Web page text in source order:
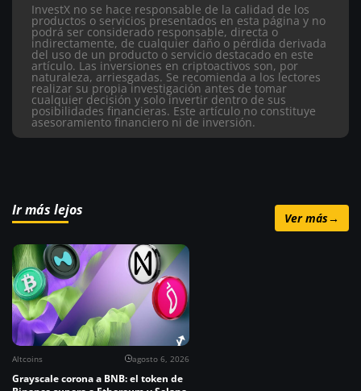
InvestX no se hace responsable de la calidad de los
productos o servicios presentados en esta página y no
podrá ser considerado responsable, directa o
indirectamente, de cualquier daño o pérdida derivada
del uso de un producto o servicio destacado en este
artículo. Las inversiones en criptoactivos son, por
naturaleza, arriesgadas. Se recomienda a los lectores
realizar su propia investigación antes de tomar
cualquier decisión y solo invertir dentro de sus
posibilidades financieras. Este artículo no constituye
asesoramiento financiero ni de inversión.
Ir más lejos Ver más→
Altcoins agosto 6, 2026
Grayscale corona a BNB: el token de